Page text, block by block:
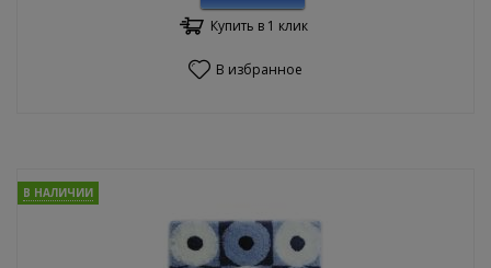
Купить в 1 клик
В избранное
В НАЛИЧИИ